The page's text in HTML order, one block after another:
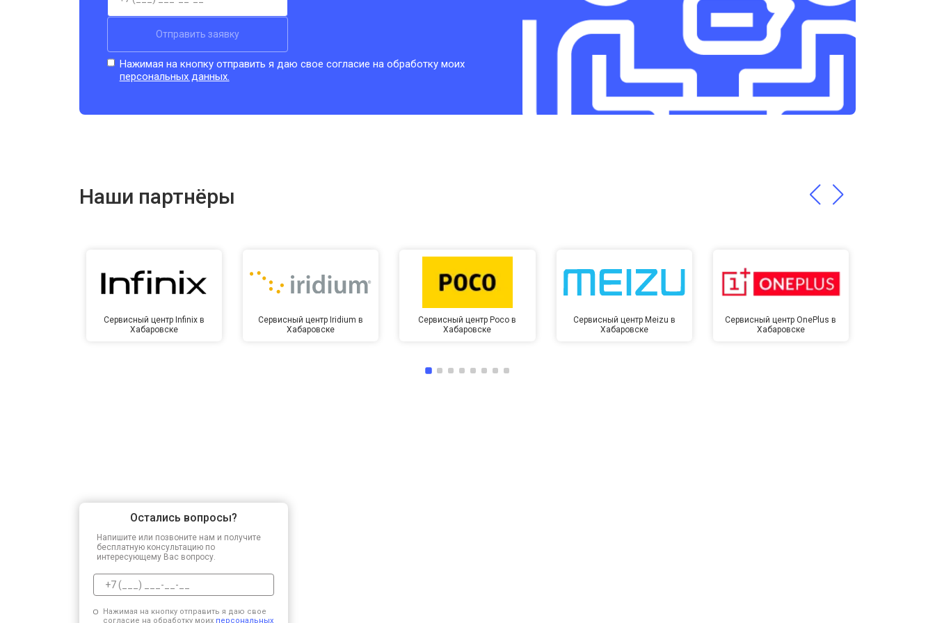
Отправить заявку
Нажимая на кнопку отправить я даю свое согласие на обработку моих
персональных данных.
Наши партнёры
Сервисный центр Infinix в
Хабаровске
Сервисный центр Iridium в
Хабаровске
Сервисный центр Poco в
Хабаровске
Сервисный центр Meizu в
Хабаровске
Сервисный центр OnePlus в
Хабаровске
Остались вопросы?
Напишите или позвоните нам и получите
бесплатную консультацию по
интересующему Вас вопросу.
Нажимая на кнопку отправить я даю свое
согласие на обработку моих персональных